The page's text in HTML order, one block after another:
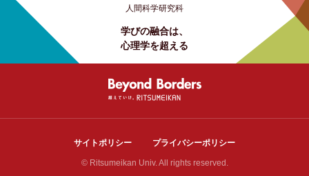
人間科学研究科
学びの融合は、
心理学を超える
サイトポリシー プライバシーポリシー
© Ritsumeikan Univ. All rights reserved.